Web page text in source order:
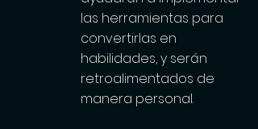
las herramientas para
convertirlas en
habilidades, y serán
retroalimentados de
manera personal.